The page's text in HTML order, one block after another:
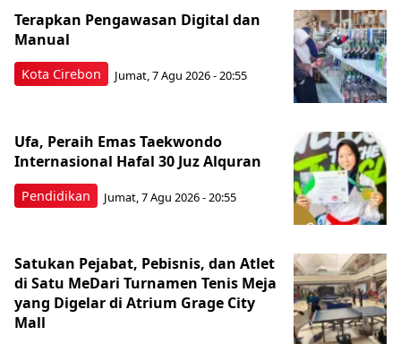
Kota Cirebon
Terapkan Pengawasan Digital dan
Manual
Jumat, 7 Agu 2026 - 20:55
Pendidikan
Ufa, Peraih Emas Taekwondo
Internasional Hafal 30 Juz Alquran
Jumat, 7 Agu 2026 - 20:55
Satukan Pejabat, Pebisnis, dan Atlet
di Satu MeDari Turnamen Tenis Meja
yang Digelar di Atrium Grage City
Mall